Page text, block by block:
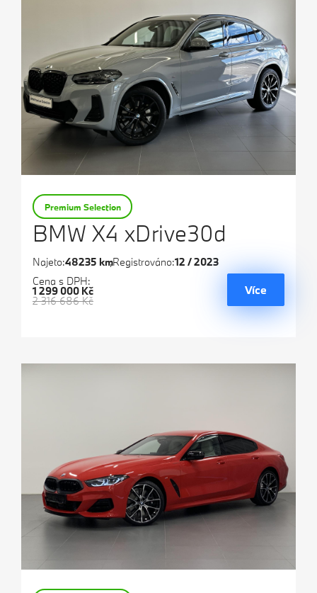
BMW X4 xDrive30d
Premium Selection
Najeto:48235 kmRegistrováno:12 / 2023
Cena s DPH:
2 316 686 Kč
1 299 000 Kč Více